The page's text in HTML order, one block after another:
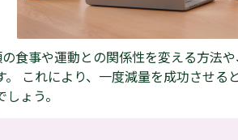
食事や運動との関係性を変える方法
これにより、一度減量を成功させる
ょう。